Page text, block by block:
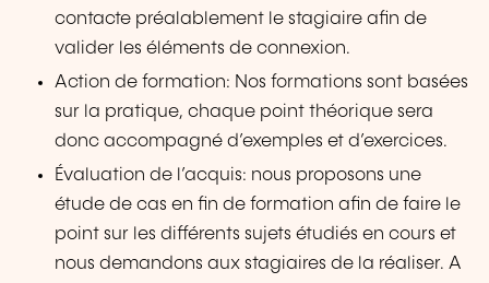
contacte préalablement le stagiaire afin de
valider les éléments de connexion.
Action de formation: Nos formations sont basées
sur la pratique, chaque point théorique sera
donc accompagné d’exemples et d’exercices.
Évaluation de l’acquis: nous proposons une
étude de cas en fin de formation afin de faire le
point sur les différents sujets étudiés en cours et
nous demandons aux stagiaires de la réaliser. A